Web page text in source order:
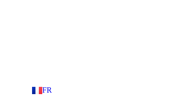
FR
EN